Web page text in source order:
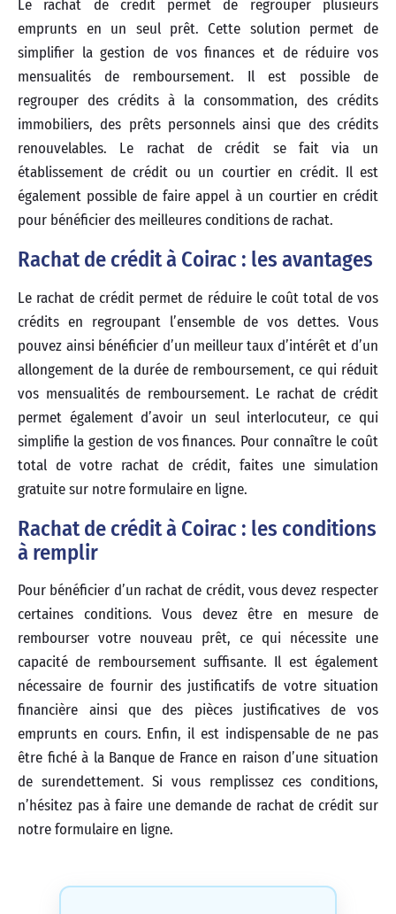
Le rachat de crédit permet de regrouper plusieurs
emprunts en un seul prêt. Cette solution permet de
simplifier la gestion de vos finances et de réduire vos
mensualités de remboursement. Il est possible de
regrouper des crédits à la consommation, des crédits
immobiliers, des prêts personnels ainsi que des crédits
renouvelables. Le rachat de crédit se fait via un
établissement de crédit ou un courtier en crédit. Il est
également possible de faire appel à un courtier en crédit
pour bénéficier des meilleures conditions de rachat.
Rachat de crédit à Coirac : les avantages
Le rachat de crédit permet de réduire le coût total de vos
crédits en regroupant l’ensemble de vos dettes. Vous
pouvez ainsi bénéficier d’un meilleur taux d’intérêt et d’un
allongement de la durée de remboursement, ce qui réduit
vos mensualités de remboursement. Le rachat de crédit
permet également d’avoir un seul interlocuteur, ce qui
simplifie la gestion de vos finances. Pour connaître le coût
total de votre rachat de crédit, faites une simulation
gratuite sur notre formulaire en ligne.
Rachat de crédit à Coirac : les conditions
à remplir
Pour bénéficier d’un rachat de crédit, vous devez respecter
certaines conditions. Vous devez être en mesure de
rembourser votre nouveau prêt, ce qui nécessite une
capacité de remboursement suffisante. Il est également
nécessaire de fournir des justificatifs de votre situation
financière ainsi que des pièces justificatives de vos
emprunts en cours. Enfin, il est indispensable de ne pas
être fiché à la Banque de France en raison d’une situation
de surendettement. Si vous remplissez ces conditions,
n’hésitez pas à faire une demande de rachat de crédit sur
notre formulaire en ligne.